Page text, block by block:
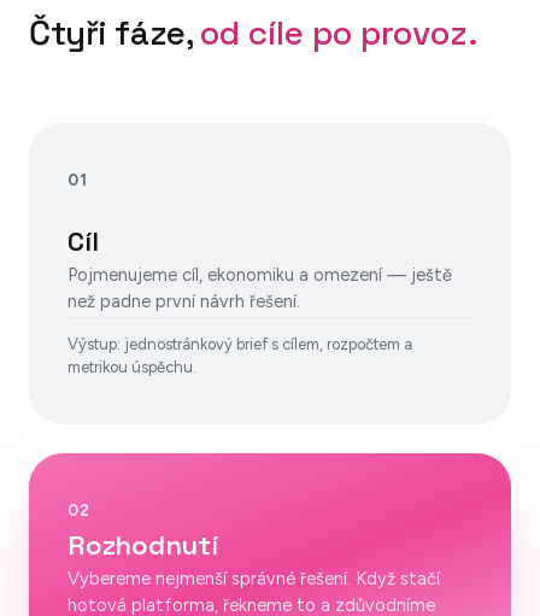
Čtyři fáze,od cíle po provoz.
01
Cíl
Pojmenujeme cíl, ekonomiku a omezení — ještě
než padne první návrh řešení.
Výstup: jednostránkový brief s cílem, rozpočtem a
metrikou úspěchu.
02
Rozhodnutí
Vybereme nejmenší správné řešení. Když stačí
hotová platforma, řekneme to a zdůvodníme